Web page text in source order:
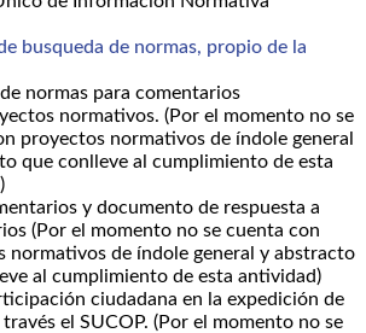
busqueda de normas, propio de la
normas para comentarios
normativos. (Por el momento no se
proyectos normativos de índole general
que conlleve al cumplimiento de esta
y documento de respuesta a
(Por el momento no se cuenta con
normativos de índole general y abstracto
al cumplimiento de esta antividad)
ciudadana en la expedición de
través el SUCOP. (Por el momento no se